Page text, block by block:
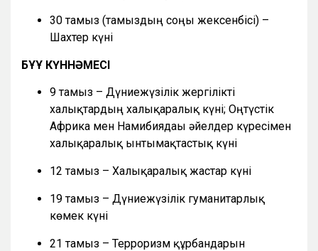
30 тамыз (тамыздың соңғы жексенбісі) –
Шахтер күні
БҰҰ КҮННӘМЕСІ
9 тамыз – Дүниежүзілік жергілікті
халықтардың халықаралық күні; Оңтүстік
Африка мен Намибиядағы әйелдер күресімен
халықаралық ынтымақтастық күні
12 тамыз – Халықаралық жастар күні
19 тамыз – Дүниежүзілік гуманитарлық
көмек күні
21 тамыз – Терроризм құрбандарын